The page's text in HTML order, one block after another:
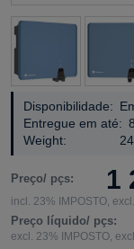
Disponibilidade:
Entregue em até:
Weight:
Preço/ pçs: 1
incl. 23% IMPOSTO,
Preço líquido/ pçs:
excl. 23% IMPOSTO,